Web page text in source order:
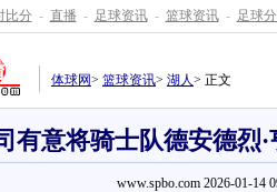
比分 - 直播 - 足球资讯 - 篮球资讯 - 足球
体球网> 篮球资讯> 湖人> 正文
有意将骑士队德安德烈
www.spbo.com 2026-01-14